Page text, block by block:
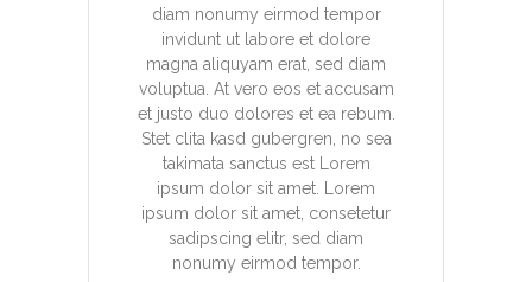
diam nonumy eirmod tempor
invidunt ut labore et dolore
magna aliquyam erat, sed diam
voluptua. At vero eos et accusam
et justo duo dolores et ea rebum.
Stet clita kasd gubergren, no sea
takimata sanctus est Lorem
ipsum dolor sit amet. Lorem
ipsum dolor sit amet, consetetur
sadipscing elitr, sed diam
nonumy eirmod tempor.